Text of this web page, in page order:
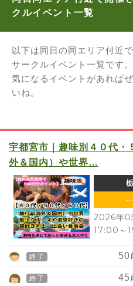
クルイベント一覧
以下は同日の同エリア付近
サークルイベント一覧です。
気になるイベントがあれば
いね。
宇都宮市｜趣味別４０代・
外＆国内）や世界…
2026年
17:00 ～
終了 50
終了 45